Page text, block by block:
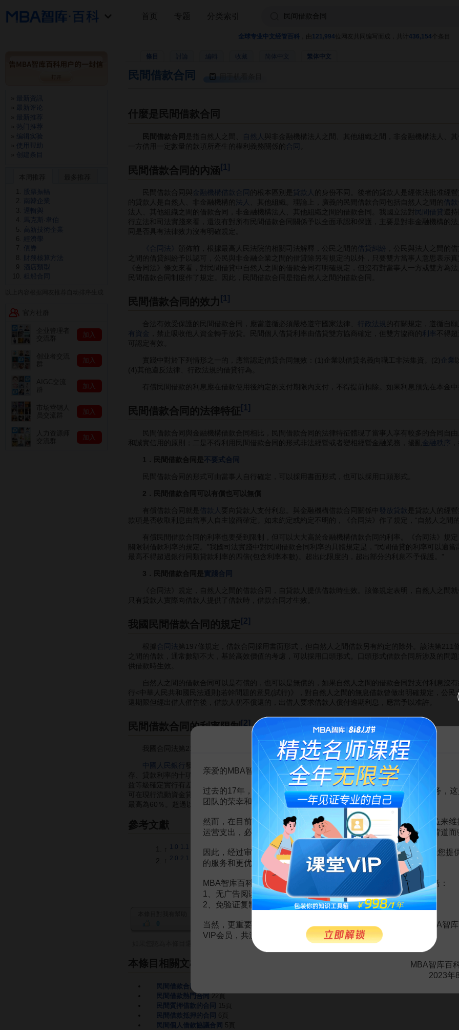
全球专业中文经管百科 121,994 位网友共同编写而成，共计 436,154 个条目
條目 收藏 繁体中文
民間借款合同
什麼是民間借款合同
民間借款合同 是指自然人之間、 自然人
與非金融機構法人之間、其他組織之間，非金融機構法人、
一方借用一定數量的款項所產生的權利義務關係的 合同
民間借款合同的內涵[1]
民間借款合同與金融機構借款合同 的根本區別是 貸款人 的身份不同。後者的貸款人是經依法批准經營
的貸款人是自然人、非金融機構的
法人 、其他組織。理論上，廣義的民間借款合同包括自然人之間的 借款
法人、其他組織之間的借款合同，非金融機構法人、其他組織之間的借款合同。我國立法對
民間借貸 還
行立法和司法實踐來看，還沒有對所有民間借款合同關係予以全面承認和保護，主要是對非金融機構的法
同是否具有法律效力沒有明確規定。
《合同法》 頒佈前，根據最高人民法院的相關司法解釋，公民之間的 借貸糾紛
，公民與法人之間的
之間的借貸糾紛予以認可，公民與非金融企業之間的借貸除另有規定的以外，只要雙方當事人意思表示
《合同法》條文來看，對民間借貸中自然人之間的借款合同有明確規定，但沒有對當事人一方或雙方為
民間借款合同制度作了規定。因此，民間借款合同是指自然人之間的借款合同。
民間借款合同的效力 [1]
合法有效受保護的民間借款合同，應當遵循必須嚴格遵守國家法律、 行政法規 的有關規定，遵循自
有資金
，禁止吸收他人資金轉手放貸。民間個人借貸利率由借貸雙方協商確定，但雙方協商的 利率 不得
可認定有效。
實踐中對於下列情形之一的，應當認定借貸合同無效：(1)企業以借貸名義向職工非法集資。(2) 企業
(4)其他違反法律、行政法規的借貸行為。
有償民間借款的利息應在借款使用後約定的支付期限內支付，不得提前扣除。如果利息預先在本金中
民間借款合同的法律特征[1]
民間借款合同與金融機構借款合同相比，民間借款合同的法律特征體現了當事人享有較多的合同自由
和誠實信用的原則；二是不得利用民間借款合同的形式非法經營或者變相經營金融業務，擾亂 金融秩序
1．民間借款合同是 不要式合同
民間借款合同的形式可由當事人自行確定，可以採用書面形式，也可以採用口頭形式。
2．民間借款合同可以有償也可以無償
有償借款合同就是 借款人 要向貸款人支付利息。與金融機構借款合同關係中 發放貸款
是貸款人的經
款項是否收取利息由當事人自主協商確定。如未約定或約定不明的，《合同法》作了規定，“自然人之
有償民間借款合同的利率也要受到限制，但可以大大高於金融機構借款合同的利率。《合同法》規定
關限制借款利率的規定。”我國司法實踐中對民間借款合同利率的具體規定是，“民間借貸的利率可以適
最高不得超過銀行同類貸款利率的四倍(包含利率本數)。超出此限度的，超出部分的利息不予保護。”
3．民間借款合同是 實踐合同
《合同法》規定，自然人之間的借款合同，自貸款人提供借款時生效。該條規定表明，自然人之間就
只有貸款人實際向借款人提供了借款時，借款合同才生效。
我國民間借款合同的規定[2]
根據 合同法 第197條規定，借款合同採用書面形式，但自然人之間借款另有約定的除外。該法第
之間的借款，通常數額不大，基於高效價值的考慮，可以採用口頭形式。口頭形式借款合同所涉及的問
供借款時生效。
自然人之間的借款合同可以是有償的，也可以是無償的，如果自然人之間的借款合同對支付利息沒有
行<中華人民共和國民法通則)若幹問題的意見(試行)》，對自然人之間的無息借款曾做出明確規定，公
還期限但經出借人催告後，借款人仍不償還的，出借人要求借款人償付逾期利息，應當予以准許。
民間借款合同的利率限制[2]
我國合同法第211條規定，自然人之間的借款合同約定支付利息的，借款的利率不得違反國家有關限
中國人民銀行
發佈的有關利率的管理規定中有許多涉及到借款(貸款)利率限制的規定，如1993年8
存、貸款利率的十項規定》中規定，各銀行的流動資金貸款利率，按照中國人民銀行總行規定的可上浮
益等級確定實行有差別的
浮動利率 。1996年2月8日中國人民銀行發佈的《關於嚴肅金融紀律嚴禁非法提
可在現行流動資金貸款利率的基礎上，按上浮20％、下浮10％的浮動幅度，實行浮動利率。
城市信用社
最高為60％。超過以上幅度，需報中國人民銀行省級分行批准。公民之間借款的利率按最高人民法院的
參考文獻
1.0 1.1
張曉遠，趙小平.合同法學[M].四川大學出版社,2010.03
2.0 2.1 唐德華，孫秀君.合同法及司法解釋新編教程（上、下冊）[M].人民法院出版社,2004
赏
如果您認為本條目還有待完善，需要補充新內容或修改錯誤內容，請編輯條目或投訴舉報
本條目相關文檔
民間借款合同合同書
民間借款熱門合同 22頁
民間質押借款的合同 15頁
民間借款抵押的合同
民間個人借款協議合同 5頁
首页 专题 分类索引
最新資訊
最新评论
最新推荐
热门推荐
编辑实验
使用帮助
创建条目
股票振幅
南韓企業
邏輯與
馬克斯·韋伯
高新技術企業
經濟學
債券
財務核算方法
酒店類型
租船合同
加入
加入
加入
加入
加入
告MBA智库百科用户的一封信
亲爱的MBA智库百科用户：
过去的17年，百科频道一直以免费公益的形式为大家提供知识服务，这
团队的荣幸和骄傲。
然而，在目前越来越严峻的经营挑战下，单纯依靠不断增加广告位来维
运营支出，必然会越来越影响您的使用体验，这也与我们的初衷背道而
因此，经过审慎地考虑，我们决定推出VIP会员收费制度，以便为您提
的服务和更优质的内容。
MBA智库百科VIP会员（9.9元 / 年， 点击开通 ），您的权益将包括：
1、无广告阅读；
2、免验证复制。
当然，更重要的是长期以来您对百科频道的支持。诚邀您加入MBA智
VIP会员，共渡难关，共同见证彼此的成长和进步！
MBA智库百
2023年